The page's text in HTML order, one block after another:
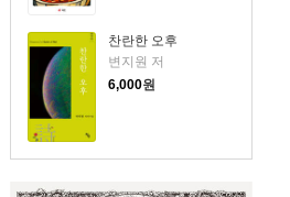
찬란한 오후
변지원 저
6,000원